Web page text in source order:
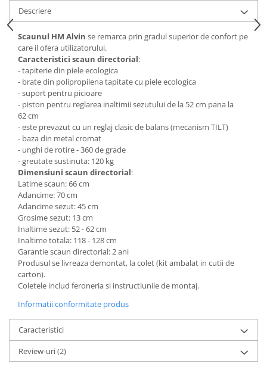
Mese gradinita
Scaune gradinita
Set mese si scaune gradinita
Mobilier copii
Mobila camera copii
Scaune birou pentru copii
Saltele patuturi copii
Paturi copii
Masa si scaune gradinita
Seturi comode living si dormitor
Descriere
Scaunul HM Alvin se remarca prin gradul superior de confort pe
care il ofera utilizatorului.
Caracteristici scaun directorial:
- tapiterie din piele ecologica
- brate din polipropilena tapitate cu piele ecologica
- suport pentru picioare
- piston pentru reglarea inaltimii sezutului de la 52 cm pana la
62 cm
- este prevazut cu un reglaj clasic de balans (mecanism TILT)
- baza din metal cromat
- unghi de rotire - 360 de grade
- greutate sustinuta: 120 kg
Dimensiuni scaun directorial:
Latime scaun: 66 cm
Adancime: 70 cm
Adancime sezut: 45 cm
Grosime sezut: 13 cm
Inaltime sezut: 52 - 62 cm
Inaltime totala: 118 - 128 cm
Garantie scaun directorial: 2 ani
Produsul se livreaza demontat, la colet (kit ambalat in cutii de
carton).
Coletele includ feroneria si instructiunile de montaj.
Informatii conformitate produs
Caracteristici
Review-uri(2)